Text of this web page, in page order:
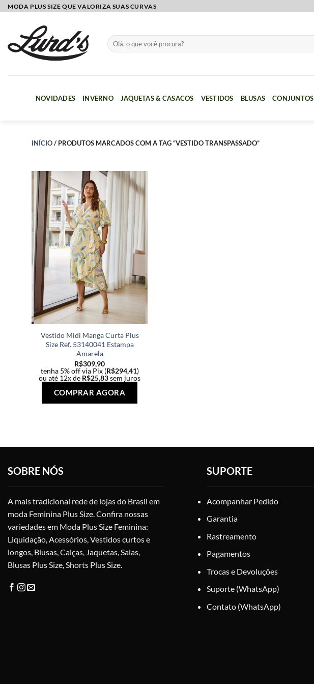
SkipMODA PLUS SIZE QUE VALORIZA SUAS CURVAS
Pesquisar
por:
NOVIDADES INVERNO JAQUETAS & CASACOS VESTIDOS BLUSAS CONJUNTOS
INÍCIO/ PRODUTOS MARCADOS COM A TAG “VESTIDO TRANSPASSADO”
Vestido Midi Manga Curta Plus
Size Ref. 53140041 Estampa
Amarela
R$309,90
tenha 5% off via Pix (R$294,41)
ou até 12x de R$25,83sem juros
COMPRAR AGORA
As
na
página
do
produto
SOBRE NÓS
A mais tradicional rede de lojas do Brasil em
moda Feminina Plus Size. Confira nossas
variedades em Moda Plus Size Feminina:
Liquidação, Acessórios, Vestidos curtos e
longos, Blusas, Calças, Jaquetas, Saias,
Blusas Plus Size, Shorts Plus Size.
SUPORTE
Acompanhar Pedido
Garantia
Rastreamento
Pagamentos
Trocas e Devoluções
Suporte (WhatsApp)
Contato (WhatsApp)